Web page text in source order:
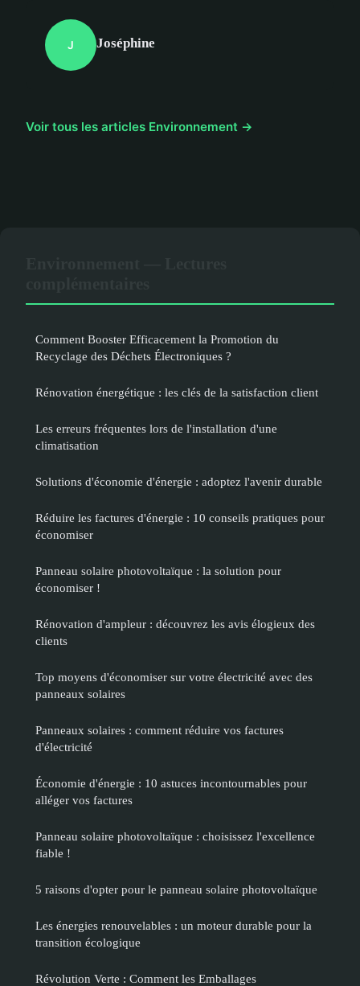
J Joséphine
Voir tous les articles Environnement →
Comment Booster Efficacement la Promotion du
Recyclage des Déchets Électroniques ?
Rénovation énergétique : les clés de la satisfaction client
Les erreurs fréquentes lors de l'installation d'une
climatisation
Solutions d'économie d'énergie : adoptez l'avenir durable
Réduire les factures d'énergie : 10 conseils pratiques pour
économiser
Panneau solaire photovoltaïque : la solution pour
économiser !
Rénovation d'ampleur : découvrez les avis élogieux des
clients
Top moyens d'économiser sur votre électricité avec des
panneaux solaires
Panneaux solaires : comment réduire vos factures
d'électricité
Économie d'énergie : 10 astuces incontournables pour
alléger vos factures
Panneau solaire photovoltaïque : choisissez l'excellence
fiable !
5 raisons d'opter pour le panneau solaire photovoltaïque
Les énergies renouvelables : un moteur durable pour la
transition écologique
Révolution Verte : Comment les Emballages